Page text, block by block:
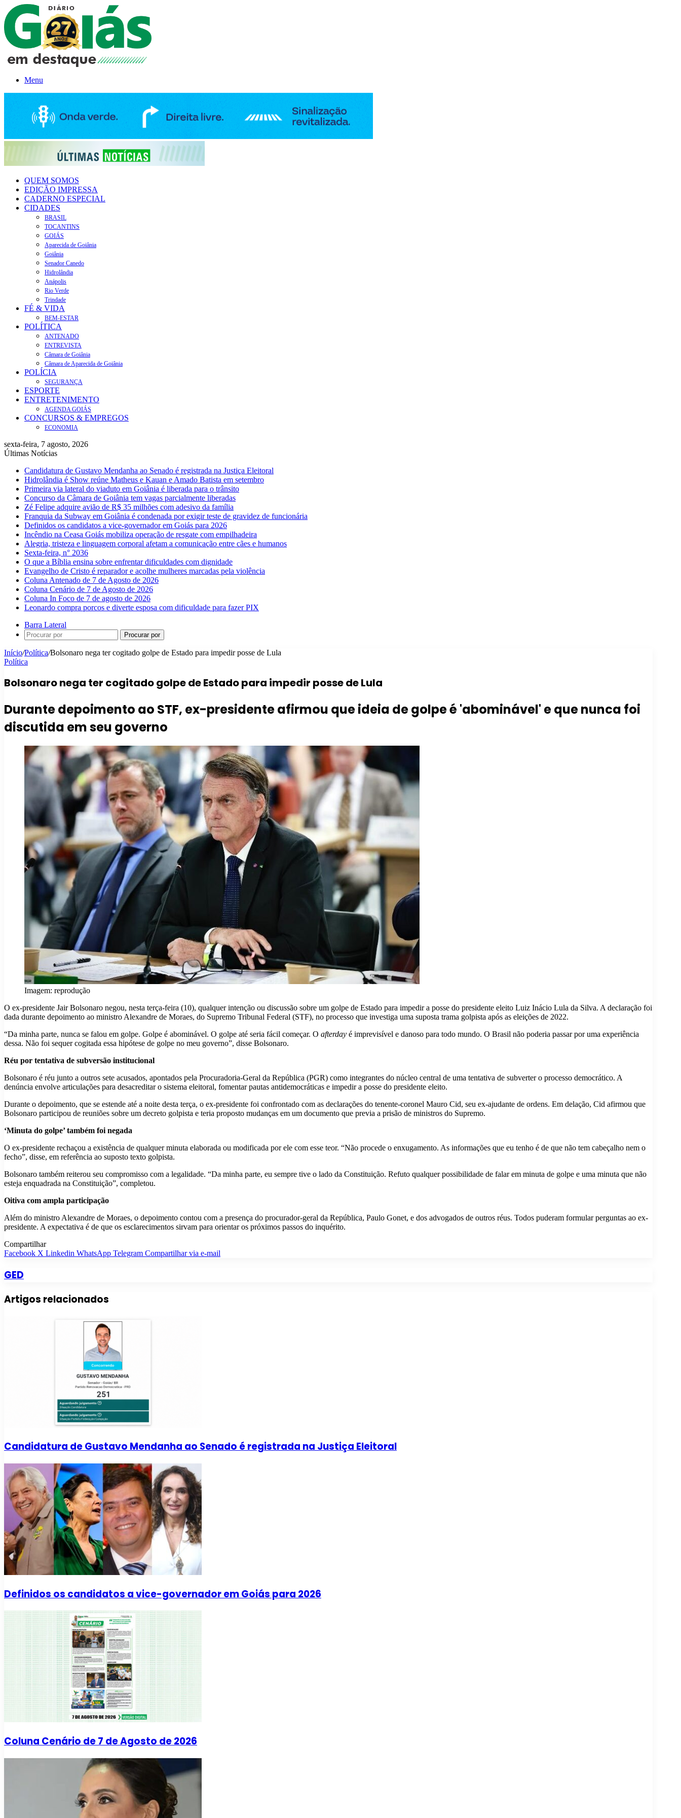
Menu
QUEM SOMOS
EDIÇÃO IMPRESSA
CADERNO ESPECIAL
CIDADES
BRASIL
TOCANTINS
GOIÁS
Aparecida de Goiânia
Goiânia
Senador Canedo
Hidrolândia
Anápolis
Rio Verde
Trindade
FÉ & VIDA
BEM-ESTAR
POLÍTICA
ANTENADO
ENTREVISTA
Câmara de Goiânia
Câmara de Aparecida de Goiânia
POLÍCIA
SEGURANÇA
ESPORTE
ENTRETENIMENTO
AGENDA GOIÁS
CONCURSOS & EMPREGOS
ECONOMIA
sexta-feira, 7 agosto, 2026
Últimas Notícias
Candidatura de Gustavo Mendanha ao Senado é registrada na Justiça Eleitoral
Hidrolândia é Show reúne Matheus e Kauan e Amado Batista em setembro
Primeira via lateral do viaduto em Goiânia é liberada para o trânsito
Concurso da Câmara de Goiânia tem vagas parcialmente liberadas
Zé Felipe adquire avião de R$ 35 milhões com adesivo da família
Franquia da Subway em Goiânia é condenada por exigir teste de gravidez de funcionária
Definidos os candidatos a vice-governador em Goiás para 2026
Incêndio na Ceasa Goiás mobiliza operação de resgate com empilhadeira
Alegria, tristeza e linguagem corporal afetam a comunicação entre cães e humanos
Sexta-feira, n° 2036
O que a Bíblia ensina sobre enfrentar dificuldades com dignidade
Evangelho de Cristo é reparador e acolhe mulheres marcadas pela violência
Coluna Antenado de 7 de Agosto de 2026
Coluna Cenário de 7 de Agosto de 2026
Coluna In Foco de 7 de agosto de 2026
Leonardo compra porcos e diverte esposa com dificuldade para fazer PIX
Barra Lateral
Procurar por
Início/Política/Bolsonaro nega ter cogitado golpe de Estado para impedir posse de Lula
Política
Bolsonaro nega ter cogitado golpe de Estado para impedir posse de Lula
Durante depoimento ao STF, ex-presidente afirmou que ideia de golpe é 'abominável' e que nunca foi
discutida em seu governo
Imagem: reprodução
O ex-presidente Jair Bolsonaro negou, nesta terça-feira (10), qualquer intenção ou discussão sobre um golpe de Estado para impedir a posse do presidente eleito Luiz Inácio Lula da Silva. A declaração foi
dada durante depoimento ao ministro Alexandre de Moraes, do Supremo Tribunal Federal (STF), no processo que investiga uma suposta trama golpista após as eleições de 2022.
“Da minha parte, nunca se falou em golpe. Golpe é abominável. O golpe até seria fácil começar. O afterday é imprevisível e danoso para todo mundo. O Brasil não poderia passar por uma experiência
dessa. Não foi sequer cogitada essa hipótese de golpe no meu governo”, disse Bolsonaro.
Réu por tentativa de subversão institucional
Bolsonaro é réu junto a outros sete acusados, apontados pela Procuradoria-Geral da República (PGR) como integrantes do núcleo central de uma tentativa de subverter o processo democrático. A
denúncia envolve articulações para desacreditar o sistema eleitoral, fomentar pautas antidemocráticas e impedir a posse do presidente eleito.
Durante o depoimento, que se estende até a noite desta terça, o ex-presidente foi confrontado com as declarações do tenente-coronel Mauro Cid, seu ex-ajudante de ordens. Em delação, Cid afirmou que
Bolsonaro participou de reuniões sobre um decreto golpista e teria proposto mudanças em um documento que previa a prisão de ministros do Supremo.
‘Minuta do golpe’ também foi negada
O ex-presidente rechaçou a existência de qualquer minuta elaborada ou modificada por ele com esse teor. “Não procede o enxugamento. As informações que eu tenho é de que não tem cabeçalho nem o
fecho”, disse, em referência ao suposto texto golpista.
Bolsonaro também reiterou seu compromisso com a legalidade. “Da minha parte, eu sempre tive o lado da Constituição. Refuto qualquer possibilidade de falar em minuta de golpe e uma minuta que não
esteja enquadrada na Constituição”, completou.
Oitiva com ampla participação
Além do ministro Alexandre de Moraes, o depoimento contou com a presença do procurador-geral da República, Paulo Gonet, e dos advogados de outros réus. Todos puderam formular perguntas ao ex-
presidente. A expectativa é de que os esclarecimentos sirvam para orientar os próximos passos do inquérito.
Compartilhar
Facebook X Linkedin WhatsApp Telegram Compartilhar via e-mail
GED
Artigos relacionados
Candidatura de Gustavo Mendanha ao Senado é registrada na Justiça Eleitoral
Definidos os candidatos a vice-governador em Goiás para 2026
Coluna Cenário de 7 de Agosto de 2026